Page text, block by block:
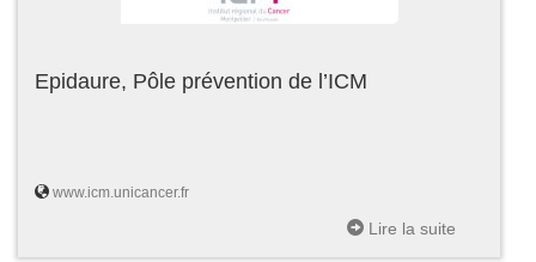
Epidaure, Pôle prévention de l’ICM
www.icm.unicancer.fr
Lire la suite